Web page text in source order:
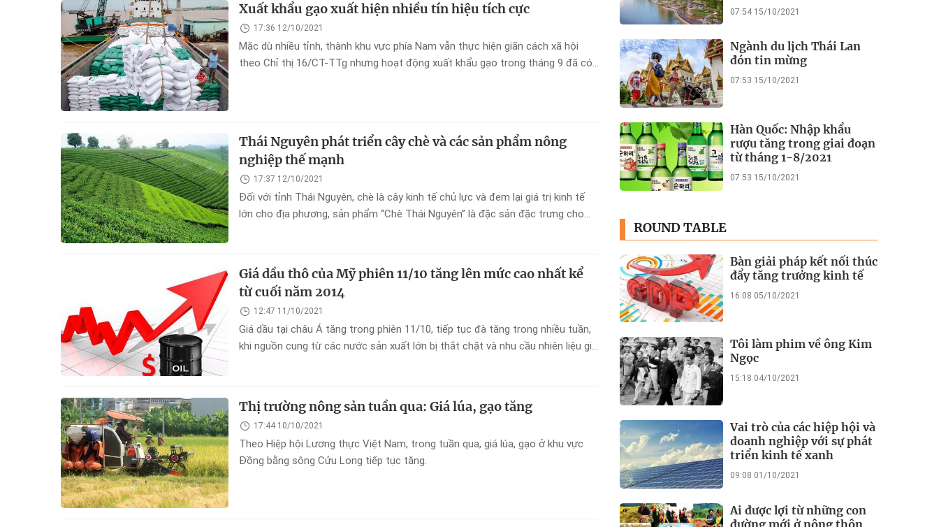
Xuất khẩu gạo xuất hiện nhiều tín hiệu tích cực
17:36 12/10/2021
Mặc dù nhiều tỉnh, thành khu vực phía Nam vẫn thực hiện giãn cách xã hội
theo Chỉ thị 16/CT-TTg nhưng hoạt động xuất khẩu gạo trong tháng 9 đã có
Thái Nguyên phát triển cây chè và các sản phẩm nông
nghiệp thế mạnh
17:37 12/10/2021
Đối với tỉnh Thái Nguyên, chè là cây kinh tế chủ lực và đem lại giá trị kinh tế
lớn cho địa phương, sản phẩm “Chè Thái Nguyên” là đặc sản đặc trưng cho
Giá dầu thô của Mỹ phiên 11/10 tăng lên mức cao nhất kể
từ cuối năm 2014
12:47 11/10/2021
Giá dầu tại châu Á tăng trong phiên 11/10, tiếp tục đà tăng trong nhiều tuần,
khi nguồn cung từ các nước sản xuất lớn bị thắt chặt và nhu cầu nhiên liệu gia
Thị trường nông sản tuần qua: Giá lúa, gạo tăng
17:44 10/10/2021
Theo Hiệp hội Lương thực Việt Nam, trong tuần qua, giá lúa, gạo ở khu vực
Đồng bằng sông Cửu Long tiếp tục tăng.
07:54 15/10/2021
Ngành du lịch Thái Lan
đón tin mừng
07:53 15/10/2021
Hàn Quốc: Nhập khẩu
rượu tăng trong giai đoạn
từ tháng 1-8/2021
07:53 15/10/2021
ROUND TABLE
Bàn giải pháp kết nối thúc
đẩy tăng trưởng kinh tế
16:08 05/10/2021
Tôi làm phim về ông Kim
Ngọc
15:18 04/10/2021
Vai trò của các hiệp hội và
doanh nghiệp với sự phát
triển kinh tế xanh
09:08 01/10/2021
Ai được lợi từ những con
đường mới ở nông thôn